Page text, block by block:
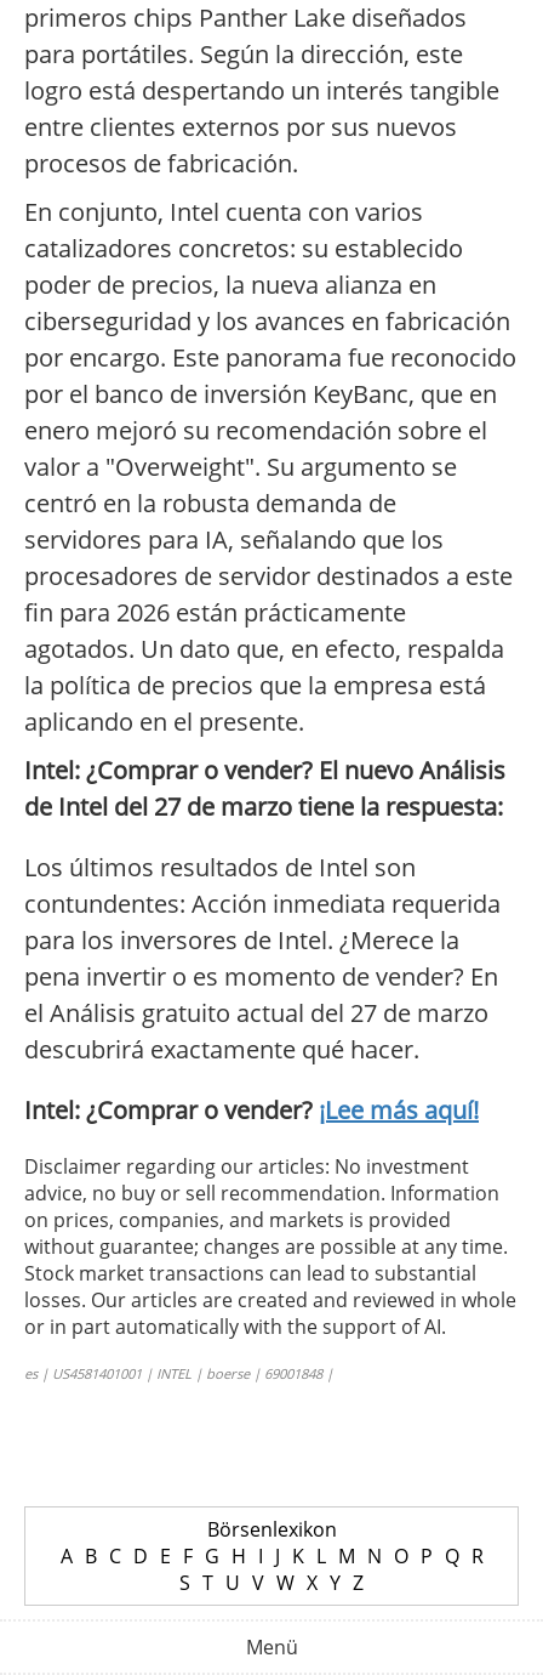
primeros chips Panther Lake diseñados
para portátiles. Según la dirección, este
logro está despertando un interés tangible
entre clientes externos por sus nuevos
procesos de fabricación.
En conjunto, Intel cuenta con varios
catalizadores concretos: su establecido
poder de precios, la nueva alianza en
ciberseguridad y los avances en fabricación
por encargo. Este panorama fue reconocido
por el banco de inversión KeyBanc, que en
enero mejoró su recomendación sobre el
valor a "Overweight". Su argumento se
centró en la robusta demanda de
servidores para IA, señalando que los
procesadores de servidor destinados a este
fin para 2026 están prácticamente
agotados. Un dato que, en efecto, respalda
la política de precios que la empresa está
aplicando en el presente.
Intel: ¿Comprar o vender? El nuevo Análisis
de Intel del 27 de marzo tiene la respuesta:
Los últimos resultados de Intel son
contundentes: Acción inmediata requerida
para los inversores de Intel. ¿Merece la
pena invertir o es momento de vender? En
el Análisis gratuito actual del 27 de marzo
descubrirá exactamente qué hacer.
Intel: ¿Comprar o vender? ¡Lee más aquí!
Disclaimer regarding our articles: No investment
advice, no buy or sell recommendation. Information
on prices, companies, and markets is provided
without guarantee; changes are possible at any time.
Stock market transactions can lead to substantial
losses. Our articles are created and reviewed in whole
or in part automatically with the support of AI.
es | US4581401001 | INTEL | boerse | 69001848 |
Börsenlexikon
A B C D E F G H I J K L M N O P Q R
S T U V W X Y Z
Menü